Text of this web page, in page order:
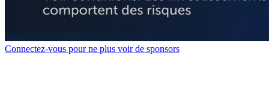
Connectez-vous pour ne plus voir de sponsors